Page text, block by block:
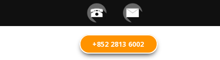
+852 2813 6002